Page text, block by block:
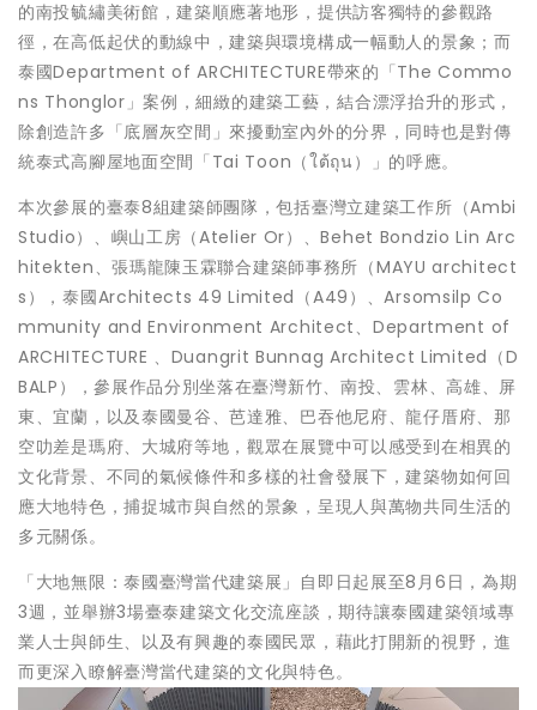
的南投毓繡美術館，建築順應著地形，提供訪客獨特的參觀路
徑，在高低起伏的動線中，建築與環境構成一幅動人的景象；而
泰國Department of ARCHITECTURE帶來的「The Commo
ns Thonglor」案例，細緻的建築工藝，結合漂浮抬升的形式，
除創造許多「底層灰空間」來擾動室內外的分界，同時也是對傳
統泰式高腳屋地面空間「Tai Toon（ใต้ถุน）」的呼應。
本次參展的臺泰8組建築師團隊，包括臺灣立建築工作所（Ambi
Studio）、嶼山工房（Atelier Or）、Behet Bondzio Lin Arc
hitekten、張瑪龍陳玉霖聯合建築師事務所（MAYU architect
s），泰國Architects 49 Limited（A49）、Arsomsilp Co
mmunity and Environment Architect、Department of
ARCHITECTURE 、Duangrit Bunnag Architect Limited（D
BALP），參展作品分別坐落在臺灣新竹、南投、雲林、高雄、屏
東、宜蘭，以及泰國曼谷、芭達雅、巴吞他尼府、龍仔厝府、那
空叻差是瑪府、大城府等地，觀眾在展覽中可以感受到在相異的
文化背景、不同的氣候條件和多樣的社會發展下，建築物如何回
應大地特色，捕捉城市與自然的景象，呈現人與萬物共同生活的
多元關係。
「大地無限：泰國臺灣當代建築展」自即日起展至8月6日，為期
3週，並舉辦3場臺泰建築文化交流座談，期待讓泰國建築領域專
業人士與師生、以及有興趣的泰國民眾，藉此打開新的視野，進
而更深入瞭解臺灣當代建築的文化與特色。